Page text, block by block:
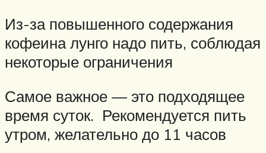
Из-за повышенного содержания
кофеина лунго надо пить, соблюдая
некоторые ограничения
Самое важное — это подходящее
время суток. Рекомендуется пить
утром, желательно до 11 часов